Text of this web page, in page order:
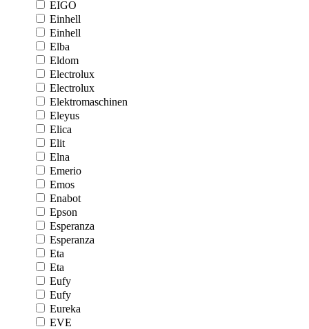
EIGO
Einhell
Einhell
Elba
Eldom
Electrolux
Electrolux
Elektromaschinen
Eleyus
Elica
Elit
Elna
Emerio
Emos
Enabot
Epson
Esperanza
Esperanza
Eta
Eta
Eufy
Eufy
Eureka
EVE